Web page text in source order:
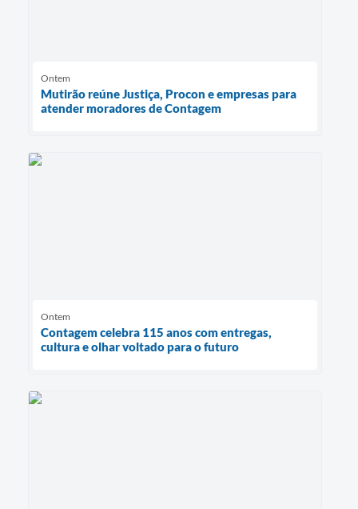
Ontem
Mutirão reúne Justiça, Procon e empresas para
atender moradores de Contagem
Ontem
Contagem celebra 115 anos com entregas,
cultura e olhar voltado para o futuro